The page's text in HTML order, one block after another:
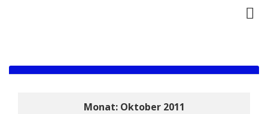
Monat: Oktober 2011